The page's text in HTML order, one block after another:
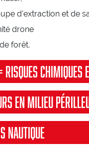
d’extraction et de
drone
forêt.
= risques
en Milieu
nautique